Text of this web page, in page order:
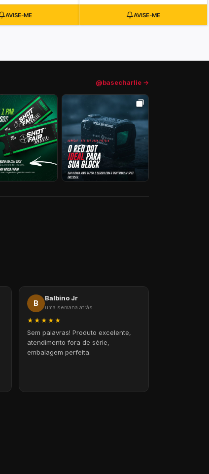
@basecharlie →
B
Balbino Jr
uma semana atrás
★★★★★
Sem palavras! Produto excelente,
atendimento fora de série,
embalagem perfeita.